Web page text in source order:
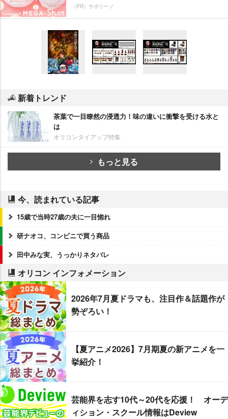
（PR）サボリーノ
新着トレンド
茶葉で一目瞭然の浸透力！味の違いに衝撃を受ける水と
は
オリコンタイアップ特集
もっと見る
今、読まれている記事
15歳で当時27歳の夫に一目惚れ
研ナオコ、コンビニで買う商品
田中みな実、うっかりネタバレ
オリコン インフォメーション
2026年7月夏ドラマも、注目作＆話題作が
勢ぞろい！
【夏アニメ2026】7月期夏の新アニメを一
挙紹介！
芸能界を志す10代～20代を応援！ オーデ
ィション・スクール情報はDeview